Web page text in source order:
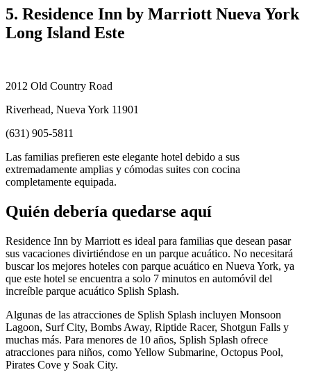
5. Residence Inn by Marriott Nueva York
Long Island Este
2012 Old Country Road
Riverhead, Nueva York 11901
(631) 905-5811
Las familias prefieren este elegante hotel debido a sus
extremadamente amplias y cómodas suites con cocina
completamente equipada.
Quién debería quedarse aquí
Residence Inn by Marriott es ideal para familias que desean pasar
sus vacaciones divirtiéndose en un parque acuático. No necesitará
buscar los mejores hoteles con parque acuático en Nueva York, ya
que este hotel se encuentra a solo 7 minutos en automóvil del
increíble parque acuático Splish Splash.
Algunas de las atracciones de Splish Splash incluyen Monsoon
Lagoon, Surf City, Bombs Away, Riptide Racer, Shotgun Falls y
muchas más. Para menores de 10 años, Splish Splash ofrece
atracciones para niños, como Yellow Submarine, Octopus Pool,
Pirates Cove y Soak City.